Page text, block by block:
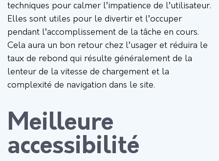
techniques pour calmer l’impatience de l’utilisateur.
Elles sont utiles pour le divertir et l’occuper
pendant l’accomplissement de la tâche en cours.
Cela aura un bon retour chez l’usager et réduira le
taux de rebond qui résulte généralement de la
lenteur de la vitesse de chargement et la
complexité de navigation dans le site.
Meilleure
accessibilité